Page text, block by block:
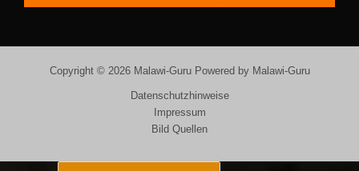
Copyright © 2026 Malawi-Guru Powered by Malawi-Guru
Datenschutzhinweise
Impressum
Bild Quellen